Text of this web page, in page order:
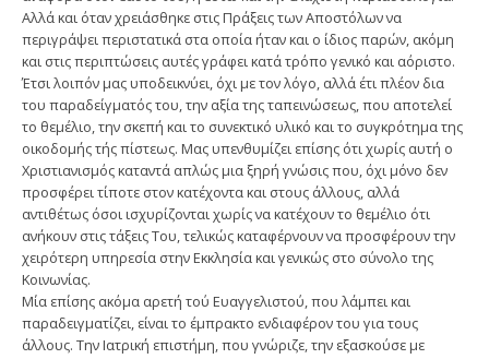
Αλλά και όταν χρειάσθηκε στις Πράξεις των Αποστόλων να
περιγράψει περιστατικά στα οποία ήταν και ο ίδιος παρών, ακόμη
και στις περιπτώσεις αυτές γράφει κατά τρόπο γενικό και αόριστο.
Έτσι λοιπόν μας υποδεικνύει, όχι με τον λόγο, αλλά έτι πλέον δια
του παραδείγματός του, την αξία της ταπεινώσεως, που αποτελεί
το θεμέλιο, την σκεπή και το συνεκτικό υλικό και το συγκρότημα της
οικοδομής τής πίστεως. Μας υπενθυμίζει επίσης ότι χωρίς αυτή ο
Χριστιανισμός καταντά απλώς μια ξηρή γνώσις που, όχι μόνο δεν
προσφέρει τίποτε στον κατέχοντα και στους άλλους, αλλά
αντιθέτως όσοι ισχυρίζονται χωρίς να κατέχουν το θεμέλιο ότι
ανήκουν στις τάξεις Του, τελικώς καταφέρνουν να προσφέρουν την
χειρότερη υπηρεσία στην Εκκλησία και γενικώς στο σύνολο της
Κοινωνίας.
Μία επίσης ακόμα αρετή τού Ευαγγελιστού, που λάμπει και
παραδειγματίζει, είναι το έμπρακτο ενδιαφέρον του για τους
άλλους. Την Ιατρική επιστήμη, που γνώριζε, την εξασκούσε με